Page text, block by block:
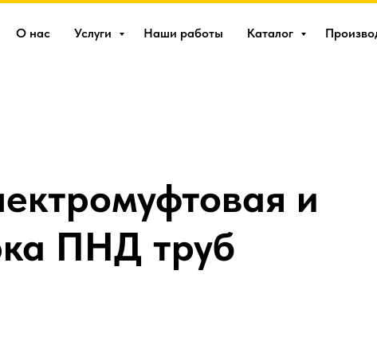
О нас Услуги Наши работы Каталог
и
ПНД труб